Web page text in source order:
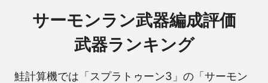
サーモンラン武器編成評価
武器ランキング
鮭計算機では「スプラトゥーン3」の「サーモン